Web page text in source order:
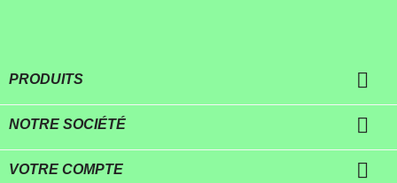
PRODUITS 
NOTRE SOCIÉTÉ 
VOTRE COMPTE 